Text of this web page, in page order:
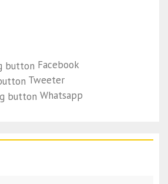
Facebook
Tweeter
Whatsapp